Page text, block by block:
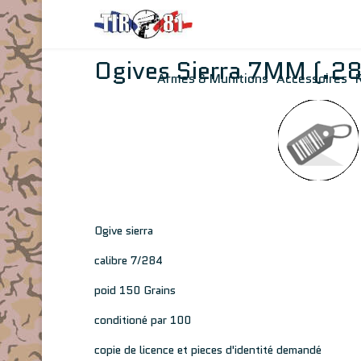
Armes & Munitions Accessoires
Ogives Sierra 7MM
Ogive sierra
calibre 7/284
poid 150 Grains
conditioné par 100
copie de licence et pieces d'identité demandé